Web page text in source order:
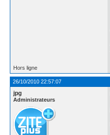
Hors ligne
26/10/2010 22:57:07
jpg
Administrateurs